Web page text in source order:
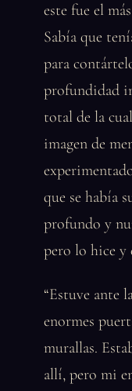
este fue el
Sabía que
para
profundidad
total de la
imagen de
que se había
profundo y
pero lo hice y
“Estuve ante
enormes
murallas.
allí, pero mi